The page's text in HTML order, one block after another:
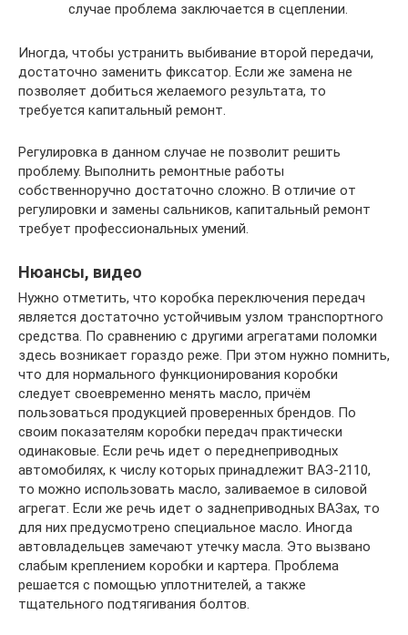
случае проблема заключается в сцеплении.
Иногда, чтобы устранить выбивание второй передачи,
достаточно заменить фиксатор. Если же замена не
позволяет добиться желаемого результата, то
требуется капитальный ремонт.
Регулировка в данном случае не позволит решить
проблему. Выполнить ремонтные работы
собственноручно достаточно сложно. В отличие от
регулировки и замены сальников, капитальный ремонт
требует профессиональных умений.
Нюансы, видео
Нужно отметить, что коробка переключения передач
является достаточно устойчивым узлом транспортного
средства. По сравнению с другими агрегатами поломки
здесь возникает гораздо реже. При этом нужно помнить,
что для нормального функционирования коробки
следует своевременно менять масло, причём
пользоваться продукцией проверенных брендов. По
своим показателям коробки передач практически
одинаковые. Если речь идет о переднеприводных
автомобилях, к числу которых принадлежит ВАЗ-2110,
то можно использовать масло, заливаемое в силовой
агрегат. Если же речь идет о заднеприводных ВАЗах, то
для них предусмотрено специальное масло. Иногда
автовладельцев замечают утечку масла. Это вызвано
слабым креплением коробки и картера. Проблема
решается с помощью уплотнителей, а также
тщательного подтягивания болтов.